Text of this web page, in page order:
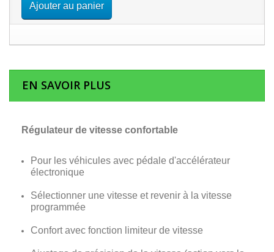
Ajouter au panier
EN SAVOIR PLUS
Régulateur de vitesse confortable
Pour les véhicules avec pédale d'accélérateur
électronique
Sélectionner une vitesse et revenir à la vitesse
programmée
Confort avec fonction limiteur de vitesse